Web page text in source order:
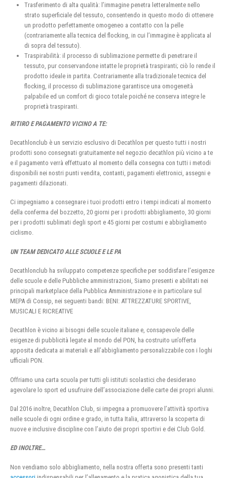
Trasferimento di alta qualità: l’immagine penetra letteralmente nello
strato superficiale del tessuto, consentendo in questo modo di ottenere
un prodotto perfettamente omogeneo a contatto con la pelle
(contrariamente alla tecnica del flocking, in cui l’immagine è applicata al
di sopra del tessuto).
Traspirabilità: il processo di sublimazione permette di penetrare il
tessuto, pur conservandone intatte le proprietà traspiranti; ciò lo rende il
prodotto ideale in partita. Contrariamente alla tradizionale tecnica del
flocking, il processo di sublimazione garantisce una omogeneità
palpabile ed un comfort di gioco totale poiché ne conserva integre le
proprietà traspiranti.
RITIRO E PAGAMENTO VICINO A TE:
Decathlonclub è un servizio esclusivo di Decathlon per questo tutti i nostri
prodotti sono consegnati gratuitamente nel negozio decathlon più vicino a te
e il pagamento verrà effettuato al momento della consegna con tutti i metodi
disponibili nei nostri punti vendita, contanti, pagamenti elettronici, assegni e
pagamenti dilazionati.
Ci impegniamo a consegnare i tuoi prodotti entro i tempi indicati al momento
della conferma del bozzetto, 20 giorni per i prodotti abbigliamento, 30 giorni
per i prodotti sublimati degli sport e 45 giorni per costumi e abbigliamento
ciclismo.
UN TEAM DEDICATO ALLE SCUOLE E LE PA
Decathlonclub ha sviluppato competenze specifiche per soddisfare l’esigenze
delle scuole e delle Pubbliche amministrazioni, Siamo presenti e abilitati nei
principali marketplace della Pubblica Amministrazione e in particolare sul
MEPA di Consip, nei seguenti bandi: BENI: ATTREZZATURE SPORTIVE,
MUSICALI E RICREATIVE
Decathlon è vicino ai bisogni delle scuole italiane e, consapevole delle
esigenze di pubblicità legate al mondo del PON, ha costruito un’offerta
apposita dedicata ai materiali e all’abbigliamento personalizzabile con i loghi
ufficiali PON.
Offriamo una carta scuola per tutti gli istituti scolastici che desiderano
agevolare lo sport ed usufruire dell’associazione delle carte dei propri alunni.
Dal 2016 inoltre, Decathlon Club, si impegna a promuovere l’attività sportiva
nelle scuole di ogni ordine e grado, in tutta Italia, attraverso la scoperta di
nuove e inclusive discipline con l’aiuto dei propri sportivi e dei Club Gold.
ED INOLTRE…
Non vendiamo solo abbigliamento, nella nostra offerta sono presenti tanti